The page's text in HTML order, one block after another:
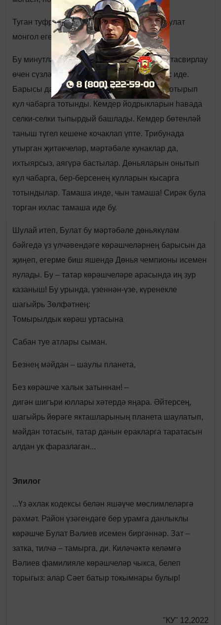
Туган туфрак куәт өстәдеме, ахыр чиктә, Булат
монгол егетен селтәп, сыртына салды!
Бу минутларда җанатарларның шатлыгын тасвирлау
өчен сүзләр дә, язар өчен кәгазь дә җитмәс иде.
Барысы да дәррәү аягүрә басты. Кемдер котырып
кул чабарга тотынды. Кемдер йодрыкларын һавада
селки-селки тыпырдый башлады. Кемдер бөтенләй
таныш түгел кешене кочаклап үпте. Трибунада
утырган җитәкчеләр, мәртәбәле кунаклар да,
ихтыярсыз, аягүрә бастылар. Дөньяларын онытып
кул чабарга, бер-берсенең кулларын кысарга
тотындылар. Тамаша инде, чын тамаша! Сирәк була
торган ихлас тамаша иде бу.
Шулай итеп, Булат бу мәртәбәле дөньякүләм
бәйгедә үз үлчәвендәге көрәшчеләрнең барысын да
җиңеп, егерме биш яшендә Дөнья чемпионы исемен
яулады. Бу – татар көрәшчеләре арасында иң зур
казаныш! Бу урында, үзеннән-үзе, күренекле
шагыйрь Зөлфәтнең:
Томырылдык көрәш уртасына
Сабан туе атлары сыман.
Безнең мәйдан – шаулы планета,
Без көрәшче халык затыннан! –
дигән шигъри юллары хәтердә яңара. Әйтерсең,
шагыйрь йөрәге якташларының планета шаулатып,
мәйдан тотасын, татар данын еракларга таратасын
алдан ук фаразлаган...
Эпилог
...Үз әхлак кодексы белән яшәүче мөслимлеләргә
рәхмәт. Район үзәгендәге бер урамга данлыклы
көрәшче Булат Вәлиев исемен биргәннәр. Зат –
затка, тилчә – тамырга, ди. Киләчәктә келәмгә
Вәлиев фамилияле көрәшчеләр чыкса, белеп
торыгыз: алар Сәет батыр токымнары булыр!
"КУ" 12,2022